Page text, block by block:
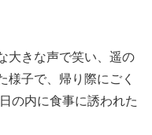
大きな声で笑い、遥の
様子で、帰り際にごく
の内に食事に誘われた